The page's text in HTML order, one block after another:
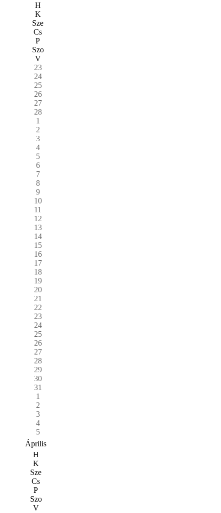
H
K
Sze
Cs
P
Szo
V
23
24
25
26
27
28
1
2
3
4
5
6
7
8
9
10
11
12
13
14
15
16
17
18
19
20
21
22
23
24
25
26
27
28
29
30
31
1
2
3
4
5
Április
H
K
Sze
Cs
P
Szo
V